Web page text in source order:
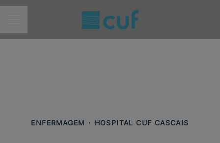
MENU DE CARREIRAS
ENFERMAGEM · HOSPITAL CUF CASCAIS